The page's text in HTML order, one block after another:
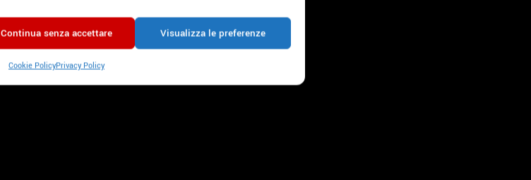
Continua senza accettare Visualizza le preferenze
Cookie PolicyPrivacy Policy